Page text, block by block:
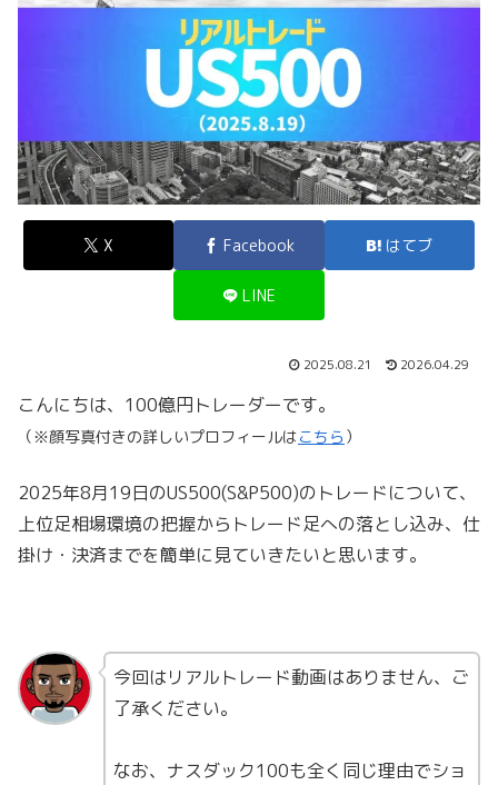
X Facebook はてブ
LINE
2025.08.21 2026.04.29
こんにちは、100億円トレーダーです。
（※顔写真付きの詳しいプロフィールはこちら ）
2025年8月19日のUS500(S&P500)のトレードについて、
上位足相場環境の把握からトレード足への落とし込み、仕
掛け・決済までを簡単に見ていきたいと思います。
今回はリアルトレード動画はありません、ご
了承ください。
なお、ナスダック100も全く同じ理由でショ